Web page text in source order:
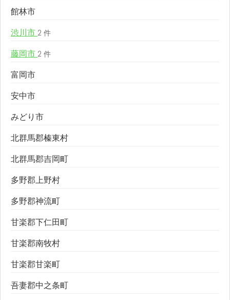
館林市
渋川市 2 件
藤岡市 2 件
富岡市
安中市
みどり市
北群馬郡榛東村
北群馬郡吉岡町
多野郡上野村
多野郡神流町
甘楽郡下仁田町
甘楽郡南牧村
甘楽郡甘楽町
吾妻郡中之条町